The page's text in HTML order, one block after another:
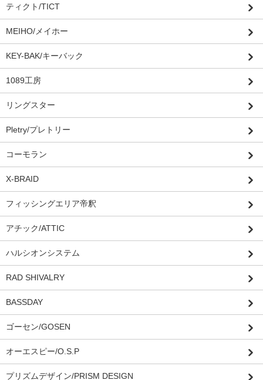
ティクト/TICT
MEIHO/メイホー
KEY-BAK/キーバック
1089工房
リングスター
Pletry/プレトリー
コーモラン
X-BRAID
フィッシングエリア帝釈
アチック/ATTIC
ハルシオンシステム
RAD SHIVALRY
BASSDAY
ゴーセン/GOSEN
オーエスピー/O.S.P
プリズムデザイン/PRISM DESIGN